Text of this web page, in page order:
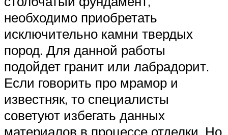
необходимо приобретать
исключительно камни твердых
пород. Для данной работы
подойдет гранит или лабрадорит.
Если говорить про мрамор и
известняк, то специалисты
советуют избегать данных
материалов в процессе отделки. Но